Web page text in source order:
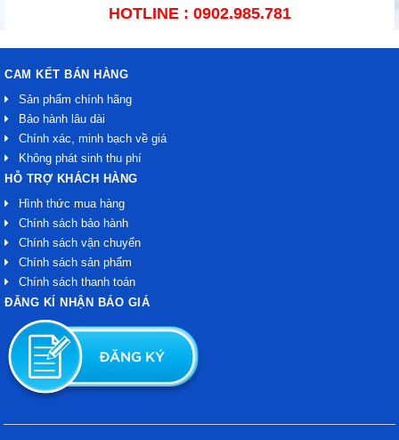
HOTLINE : 0902.985.781
CAM KẾT BÁN HÀNG
Sản phẩm chính hãng
Bảo hành lâu dài
Chính xác, minh bạch về giá
Không phát sinh thu phí
HỖ TRỢ KHÁCH HÀNG
Hình thức mua hàng
Chính sách bảo hành
Chính sách vận chuyển
Chính sách sản phẩm
Chính sách thanh toán
ĐĂNG KÍ NHẬN BÁO GIÁ